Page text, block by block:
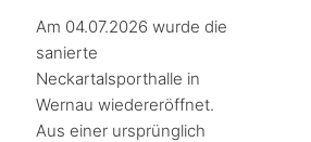
Am 04.07.2026 wurde die
sanierte
Neckartalsporthalle in
Wernau wiedereröffnet.
Aus einer ursprünglich